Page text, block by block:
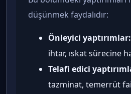
düşünmek faydalıdır:
Önleyici yaptırımlar:
ihtar, ıskat sürecine
Telafi edici
tazminat, temerrüt